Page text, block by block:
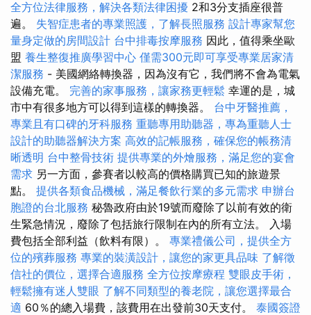
全方位法律服務，解決各類法律困擾 2和3分支插座很普
遍。 失智症患者的專業照護，了解長照服務 設計專家幫您
量身定做的房間設計 台中排毒按摩服務 因此，值得乘坐歐
盟 養生整復推廣學習中心 僅需300元即可享受專業居家清
潔服務 - 美國網絡轉換器，因為沒有它，我們將不會為電氣
設備充電。 完善的家事服務，讓家務更輕鬆 幸運的是，城
市中有很多地方可以得到這樣的轉換器。 台中牙醫推薦，
專業且有口碑的牙科服務 重聽專用助聽器，專為重聽人士
設計的助聽器解決方案 高效的記帳服務，確保您的帳務清
晰透明 台中整骨技術 提供專業的外燴服務，滿足您的宴會
需求 另一方面，參賽者以較高的價格購買已知的旅遊景
點。 提供各類食品機械，滿足餐飲行業的多元需求 申辦台
胞證的台北服務 秘魯政府由於19號而廢除了以前有效的衛
生緊急情況，廢除了包括旅行限制在內的所有立法。 入場
費包括全部利益（飲料有限）。 專業禮儀公司，提供全方
位的殯葬服務 專業的裝潢設計，讓您的家更具品味 了解徵
信社的價位，選擇合適服務 全方位按摩療程 雙眼皮手術，
輕鬆擁有迷人雙眼 了解不同類型的養老院，讓您選擇最合
適 60％的總入場費，該費用在出發前30天支付。 泰國簽證